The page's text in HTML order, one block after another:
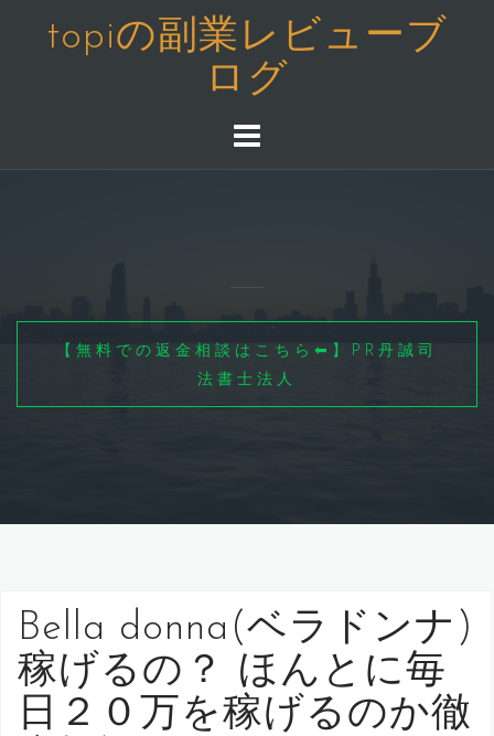
へ
topiの副業レビューブ
ログ
【無料での返金相談はこちら⬅】PR丹誠司
法書士法人
Bella donna(ベラドンナ)
稼げるの？ ほんとに毎
日２０万を稼げるのか徹